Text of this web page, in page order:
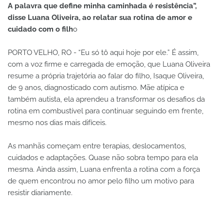
A palavra que define minha caminhada é resistência”,
disse Luana Oliveira, ao relatar sua rotina de amor e
cuidado com o filho
PORTO VELHO, RO - “Eu só tô aqui hoje por ele.” É assim,
com a voz firme e carregada de emoção, que Luana Oliveira
resume a própria trajetória ao falar do filho, Isaque Oliveira,
de 9 anos, diagnosticado com autismo. Mãe atípica e
também autista, ela aprendeu a transformar os desafios da
rotina em combustível para continuar seguindo em frente,
mesmo nos dias mais difíceis.
As manhãs começam entre terapias, deslocamentos,
cuidados e adaptações. Quase não sobra tempo para ela
mesma. Ainda assim, Luana enfrenta a rotina com a força
de quem encontrou no amor pelo filho um motivo para
resistir diariamente.